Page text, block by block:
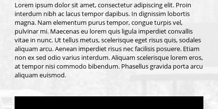
Lorem ipsum dolor sit amet, consectetur adipiscing elit. Proin
interdum nibh ac lacus tempor dapibus. In dignissim lobortis
magna. Nam elementum purus tempor, congue turpis vel,
pulvinar mi. Maecenas eu lorem quis ligula imperdiet convallis
vitae in nunc. Ut tellus metus, scelerisque eget risus quis, sodales
aliquam arcu. Aenean imperdiet risus nec facilisis posuere. Etiam
non ex sed odio varius interdum. Aliquam scelerisque lorem eros,
at tempor nisi commodo bibendum. Phasellus gravida porta arcu
aliquam euismod.